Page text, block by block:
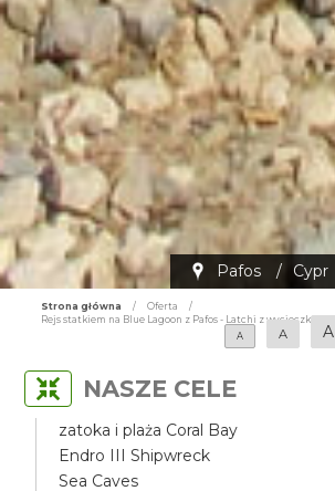
Pafos / Cypr
Strona główna / Oferta
/
Rejs statkiem na Blue Lagoon z Pafos - Latchi z wycieczką
A
A A
NASZE CELE
zatoka i plaża Coral Bay
Endro III Shipwreck
Sea Caves